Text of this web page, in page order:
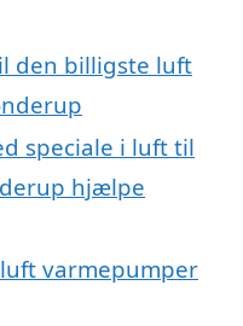
den billigste luft
speciale i luft til
hjælpe
varmepumper